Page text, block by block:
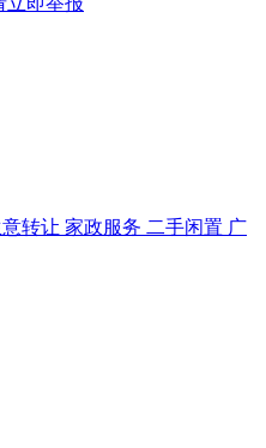
转让 家政服务 二手闲置 广